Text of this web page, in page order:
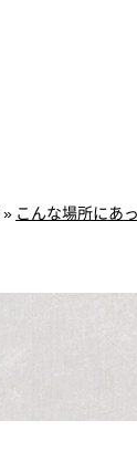
» こんな場所にあ